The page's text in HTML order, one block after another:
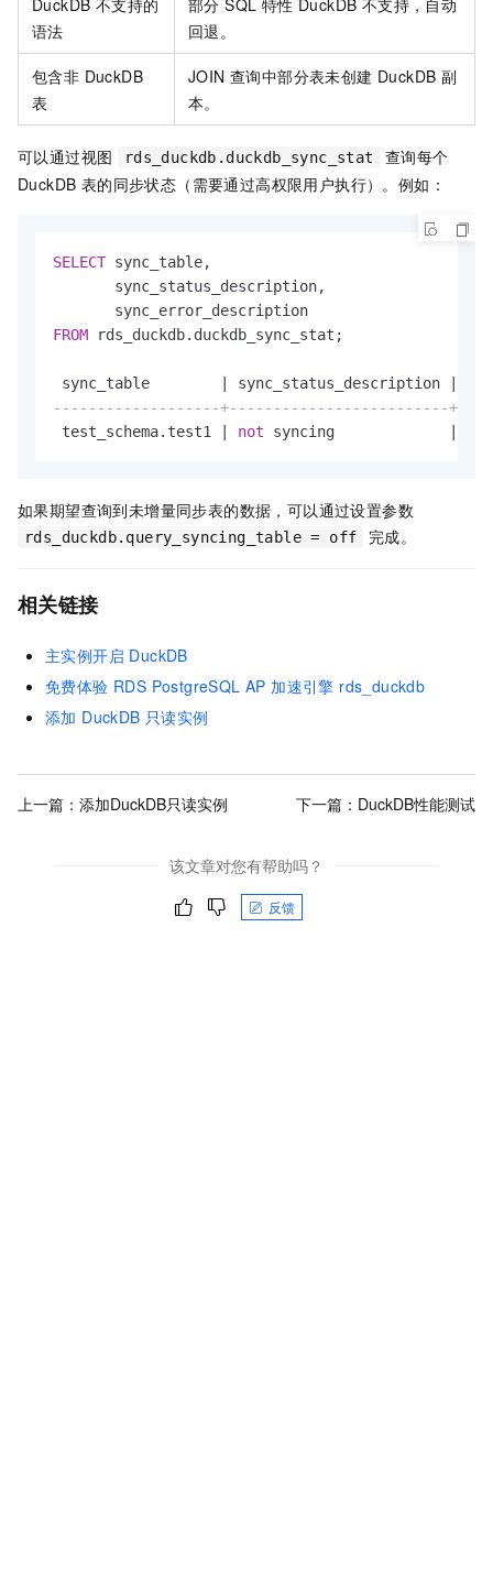
语法
回退。
包含非 DuckDB
表
JOIN 查询中部分表未创建 DuckDB 副
本。
可以通过视图 rds_duckdb.duckdb_sync_stat
查询每个
DuckDB 表的同步状态（需要通过高权限用户执行）。例如：
SELECT sync_table,
       sync_status_description,
FROM rds_duckdb.duckdb_sync_stat;
sync_table sync_status_description
-------------------+-------------------------
test_schema.test1
not syncing
如果期望查询到未增量同步表的数据，可以通过设置参数
rds_duckdb.query_syncing_table = off 完成。
相关链接
主实例开启 DuckDB
免费体验 RDS PostgreSQL AP 加速引擎 rds_duckdb
添加 DuckDB 只读实例
上一篇： 添加DuckDB只读实例 下一篇： DuckDB性能测试
该文章对您有帮助吗？
反馈